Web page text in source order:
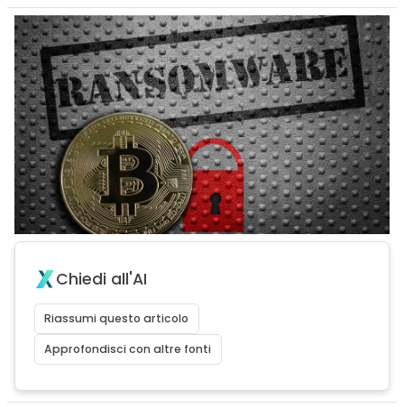
Chiedi all'AI
Riassumi questo articolo
Approfondisci con altre fonti